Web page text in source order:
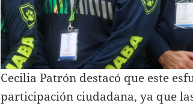
Cecilia Patrón destacó que este
participación ciudadana, ya que